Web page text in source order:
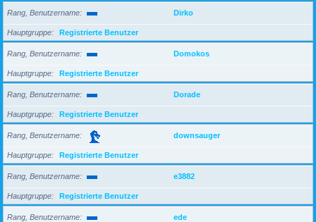
Rang, Benutzername Dirko
Hauptgruppe Registrierte Benutzer
Rang, Benutzername Domokos
Hauptgruppe Registrierte Benutzer
Rang, Benutzername Dorade
Hauptgruppe Registrierte Benutzer
Rang, Benutzername downsauger
Hauptgruppe Registrierte Benutzer
Rang, Benutzername e3882
Hauptgruppe Registrierte Benutzer
Rang, Benutzername ede